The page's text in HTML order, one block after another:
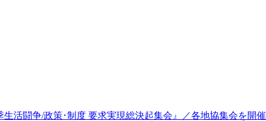
生活闘争/政策･制度 要求実現総決起集会』／各地協集会を開催